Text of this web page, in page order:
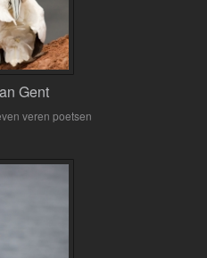
Gent
veren poetsen